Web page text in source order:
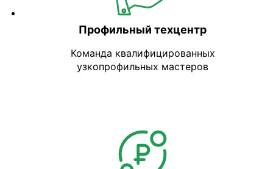
Профильный техцентр
Команда квалифицированных
узкопрофильных мастеров